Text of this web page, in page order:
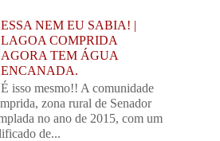
ESSA NEM EU SABIA! |
LAGOA COMPRIDA
AGORA TEM ÁGUA
ENCANADA.
É isso mesmo!! A comunidade
zona rural de Senador
no ano de 2015, com um
de...